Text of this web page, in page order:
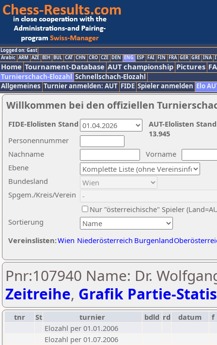
Logged on: Gast
Arabic ARM AZE BIH BUL CAT CHN CRO CZE DEN ENG ESP FAI FIN FRA GER GRE INA
Home Tournament-Database AUT championship Pictures
Turnierschach-Elozahl Schnellschach-Elozahl
Allgemeines Turnier anmelden: AUT FIDE Spieler anmelden Elo
Willkommen bei den offiziellen
Nachname
Vorname
Ebene
Sortierung
Personennummer
Bundesland
Spgem./Kreis/Verein
Nur "österreichische" Spieler
Vereinslisten:Wien Niederösterreich Burgenland
AUT-Elolisten
13.945
FIDE-Elolisten Stand
Pnr:107940 Name: Dr.
Zeitreihe, Grafik Partie-
tnr St turnier bdld rd datum
f
Elozahl per 01.01.2006
Elozahl per 01.07.2006